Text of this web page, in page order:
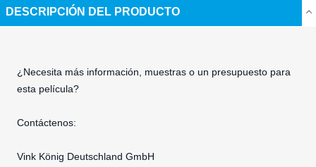
DESCRIPCIÓN DEL PRODUCTO
¿Necesita más información, muestras o un presupuesto para
esta película?
Contáctenos:
Vink König Deutschland GmbH